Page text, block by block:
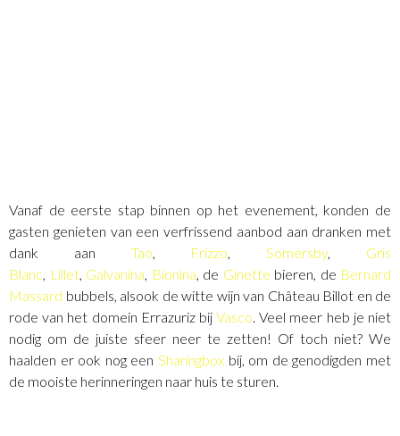
Vanaf de eerste stap binnen op het evenement, konden de
gasten genieten van een verfrissend aanbod aan dranken met
dank aan Tao Frizzo Somersby, Gris
Blanc Lillet, Galvanina Bionina , de Ginette bieren, de Bernard
Massard bubbels, alsook de witte wijn van Château Billot en de
rode van het domein Errazuriz bijVasco . Veel meer heb je niet
nodig om de juiste sfeer neer te zetten! Of toch niet? We
haalden er ook nog een Sharingbox bij, om de genodigden met
de mooiste herinneringen naar huis te sturen.